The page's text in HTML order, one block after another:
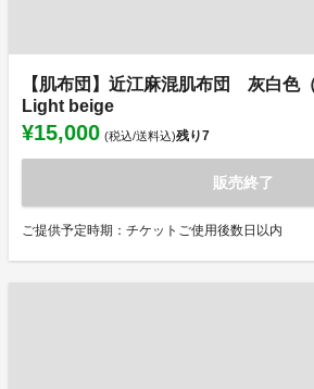
【肌布団】近江麻混肌布団 灰白色
Light beige
¥15,000 (税込/送料込)残り7
販売終了
ご提供予定時期：チケットご使用後数日以内